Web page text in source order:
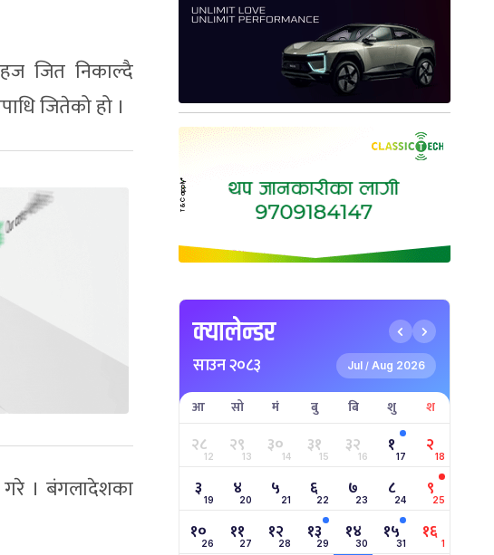
जित निकाल्दै
जितेको हो ।
गरे । बंगलादेशका
क्यालेन्डर
साउन २०८३ Jul / Aug 2026
आ सो मं बु बि शु श
२८12 २९13 ३०14 ३१15 ३२16 १17 २18
३ 19 ४20 ५ 21 ६22 ७23 ८24 ९25
१०26 ११27 १२28 १३29 १४30 १५31 १६ 1